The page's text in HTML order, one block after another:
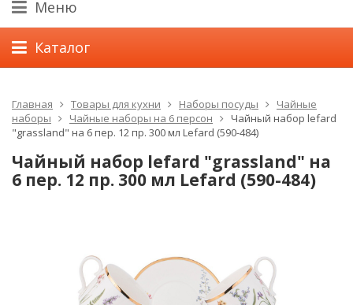
Меню
Каталог
Главная Товары для кухни Наборы посуды
Чайные
наборы
Чайные наборы на 6 персон
Чайный набор lefard
"grassland" на 6 пер. 12 пр. 300 мл Lefard (590-484)
Чайный набор lefard "grassland" на
6 пер. 12 пр. 300 мл Lefard (590-484)